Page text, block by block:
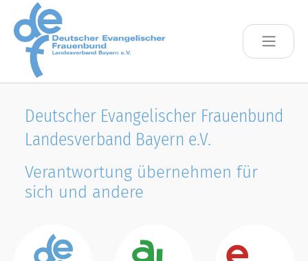
Skip to main content
Deutscher Evangelischer Frauenbund
Landesverband Bayern e.V.
Verantwortung übernehmen für
sich und andere